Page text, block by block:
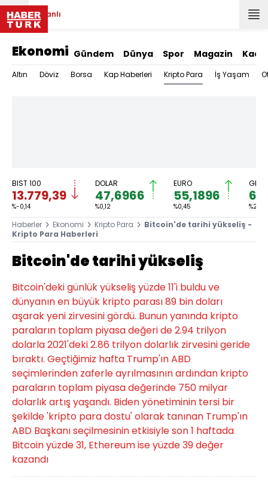
Canlı
Ekonomi Gündem Dünya Spor Magazin
Altın Döviz Borsa Kap Haberleri Kripto Para İş Yaşam
BIST 100
13.779,39
%-0,14
DOLAR
47,6966
%0,12
EURO
55,1896
%0,45 %2,59
Haberler Ekonomi Kripto Para
Bitcoin'de tarihi yükseliş -
Kripto Para Haberleri
Bitcoin'de tarihi yükseliş
Bitcoin'deki günlük yükseliş yüzde 11'i buldu ve
dünyanın en büyük kripto parası 89 bin doları
aşarak yeni zirvesini gördü. Bunun yanında kripto
paraların toplam piyasa değeri de 2.94 trilyon
dolarla 2021'deki 2.86 trilyon dolarlık zirvesini geride
bıraktı. Geçtiğimiz hafta Trump'ın ABD
seçimlerinden zaferle ayrılmasının ardından kripto
paraların toplam piyasa değerinde 750 milyar
dolarlık artış yaşandı. Biden yönetiminin tersi bir
şekilde 'kripto para dostu' olarak tanınan Trump'ın
ABD Başkanı seçilmesinin etkisiyle son 1 haftada
Bitcoin yüzde 31, Ethereum ise yüzde 39 değer
kazandı